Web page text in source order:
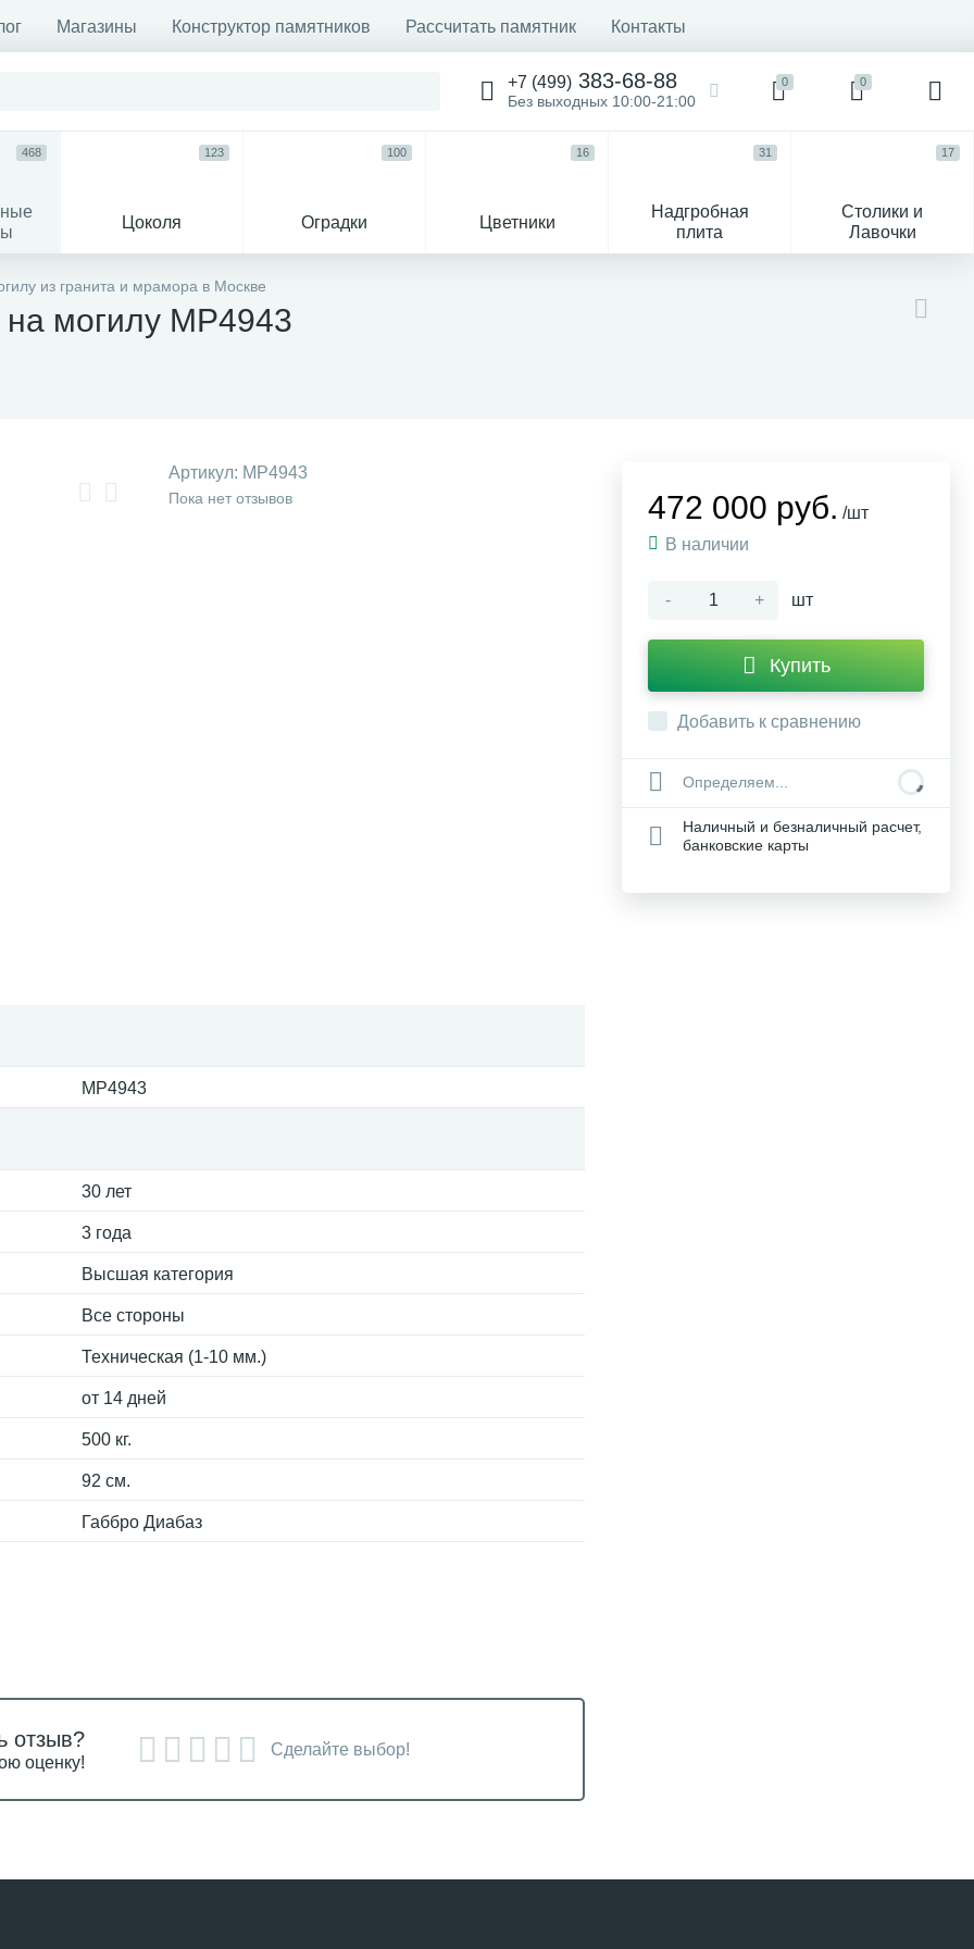
Магазины Конструктор памятников Рассчитать памятник Контакты
+7 (499) 383-68-88
Без выходных 10:00-21:00
0 0
468
Цоколя
123
Оградки
100
Цветники
16
Надгробная
плита
31
Столики и
Лавочки
17
из гранита и мрамора в Москве
могилу MP4943
Артикул: MP4943
Пока нет отзывов
MP4943
30 лет
3 года
Высшая категория
Все стороны
Техническая (1-10 мм.)
от 14 дней
500 кг.
92 см.
Габбро Диабаз
472 000 руб. /шт
В наличии
- + шт
Купить
Добавить к сравнению
Определяем...
Наличный и безналичный расчет,
банковские карты
отзыв?
оценку!
Сделайте выбор!